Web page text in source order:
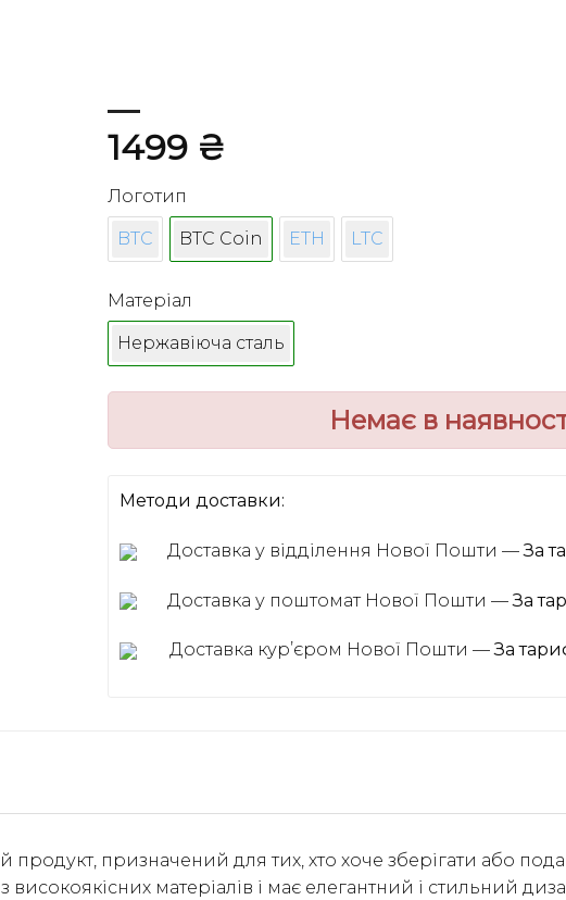
1499 ₴
Логотип
BTC BTC Coin ETH LTC
Матеріал
Нержавіюча сталь
Немає в
Методи доставки:
Доставка у відділення Нової Пошти —За
Доставка у поштомат Нової Пошти —За
Доставка курʼєром Нової Пошти —За
призначений для тих, хто хоче зберігати або
матеріалів і має елегантний і стильний